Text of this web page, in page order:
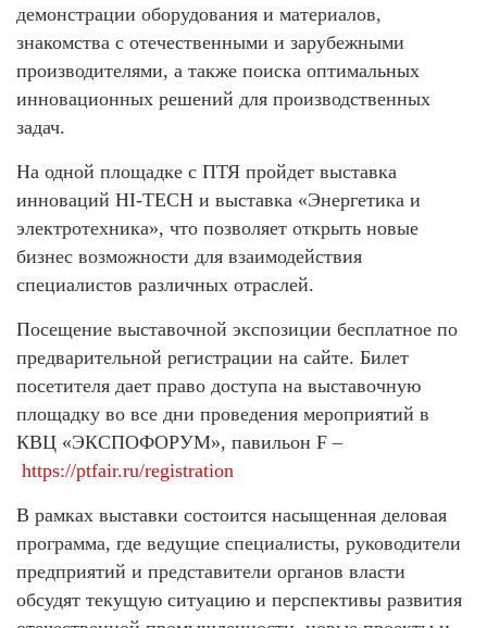
демонстрации оборудования и материалов,
знакомства с отечественными и зарубежными
производителями, а также поиска оптимальных
инновационных решений для производственных
задач.
На одной площадке с ПТЯ пройдет выставка
инноваций HI-TECH и выставка «Энергетика и
электротехника», что позволяет открыть новые
бизнес возможности для взаимодействия
специалистов различных отраслей.
Посещение выставочной экспозиции бесплатное по
предварительной регистрации на сайте. Билет
посетителя дает право доступа на выставочную
площадку во все дни проведения мероприятий в
КВЦ «ЭКСПОФОРУМ», павильон F –
https://ptfair.ru/registration
В рамках выставки состоится насыщенная деловая
программа, где ведущие специалисты, руководители
предприятий и представители органов власти
обсудят текущую ситуацию и перспективы развития